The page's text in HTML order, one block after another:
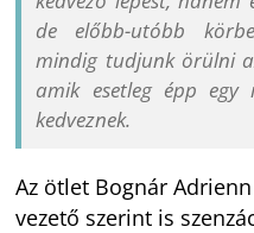
de előbb-utóbb
mindig tudjunk örülni
amik esetleg épp egy
kedveznek.
Az ötlet Bognár
vezető szerint is